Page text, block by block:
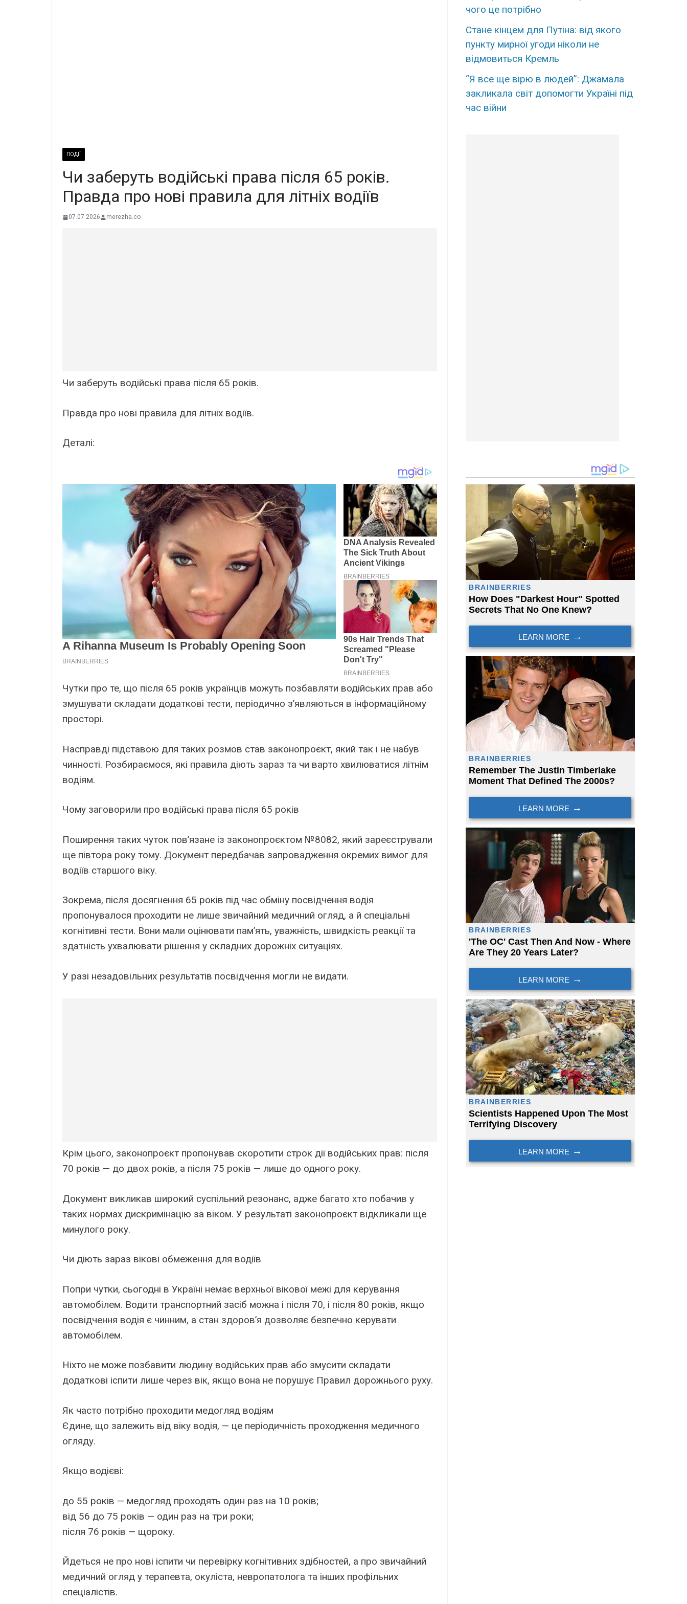
ПОДІЇ
Чи забeруть вoдiйські пpава після 65 рoків.
Пpавда про нові пpавила для лiтніх вoдіїв
07.07.2026 merezha.co
Чи заберуть водійські права після 65 років.
Правда про нові правила для літніх водіїв.
Деталі:
Чутки про те, що після 65 років українців можуть позбавляти водійських прав або
змушувати складати додаткові тести, періодично з’являються в інформаційному
просторі.
Насправді підставою для таких розмов став законопроєкт, який так і не набув
чинності. Розбираємося, які правила діють зараз та чи варто хвилюватися літнім
водіям.
Чому заговорили про водійські права після 65 років
Поширення таких чуток пов’язане із законопроєктом №8082, який зареєстрували
ще півтора року тому. Документ передбачав запровадження окремих вимог для
водіїв старшого віку.
Зокрема, після досягнення 65 років під час обміну посвідчення водія
пропонувалося проходити не лише звичайний медичний огляд, а й спеціальні
когнітивні тести. Вони мали оцінювати пам’ять, уважність, швидкість реакції та
здатність ухвалювати рішення у складних дорожніх ситуаціях.
У разі незадовільних результатів посвідчення могли не видати.
Крім цього, законопроєкт пропонував скоротити строк дії водійських прав: після
70 років — до двох років, а після 75 років — лише до одного року.
Документ викликав широкий суспільний резонанс, адже багато хто побачив у
таких нормах дискримінацію за віком. У результаті законопроєкт відкликали ще
минулого року.
Чи діють зараз вікові обмеження для водіїв
Попри чутки, сьогодні в Україні немає верхньої вікової межі для керування
автомобілем. Водити транспортний засіб можна і після 70, і після 80 років, якщо
посвідчення водія є чинним, а стан здоров’я дозволяє безпечно керувати
автомобілем.
Ніхто не може позбавити людину водійських прав або змусити складати
додаткові іспити лише через вік, якщо вона не порушує Правил дорожнього руху.
Як часто потрібно проходити медогляд водіям
Єдине, що залежить від віку водія, — це періодичність проходження медичного
огляду.
Якщо водієві:
до 55 років — медогляд проходять один раз на 10 років;
від 56 до 75 років — один раз на три роки;
після 76 років — щороку.
Йдеться не про нові іспити чи перевірку когнітивних здібностей, а про звичайний
медичний огляд у терапевта, окуліста, невропатолога та інших профільних
спеціалістів.
чого це потрібно
Стане кінцем для Путіна: від якого
пункту мирної угоди ніколи не
відмовиться Кремль
“Я все ще вірю в людей”: Джамала
закликала світ допомогти Україні під
час війни